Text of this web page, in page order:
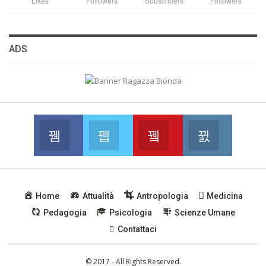
IN...
ADS
Facebook
Join us on Facebook
Twitter
Join us on Twitter
Youtube
Join us on Youtube
Home Attualità Antropologia
Medicina
Pedagogia
Psicologia
Scienze Umane
Contattaci
© 2017 - All Rights Reserved.